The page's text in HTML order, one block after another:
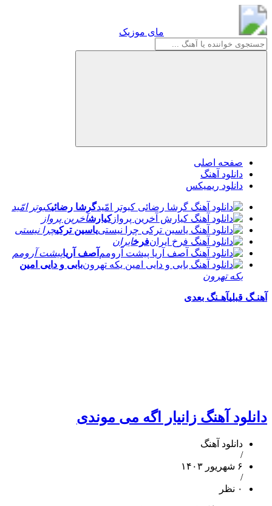
مای موزیک
صفحه اصلی
دانلود آهنگ
دانلود ریمیکس
گرشا رضائیکبوتر امّید
کیارشآخرین پرواز
یاسین ترکیچرا نیستی
فرخایران
آصف آریاپیشت آرومم
بابی و دایی امین
یکه تهرون
آهنـگ قبلیآهـنگ بعدی
دانلود آهنگ زانیار اگه می موندی
دانلود آهنگ
/
۶ شهریور ۱۴۰۳
/
۰ نظر